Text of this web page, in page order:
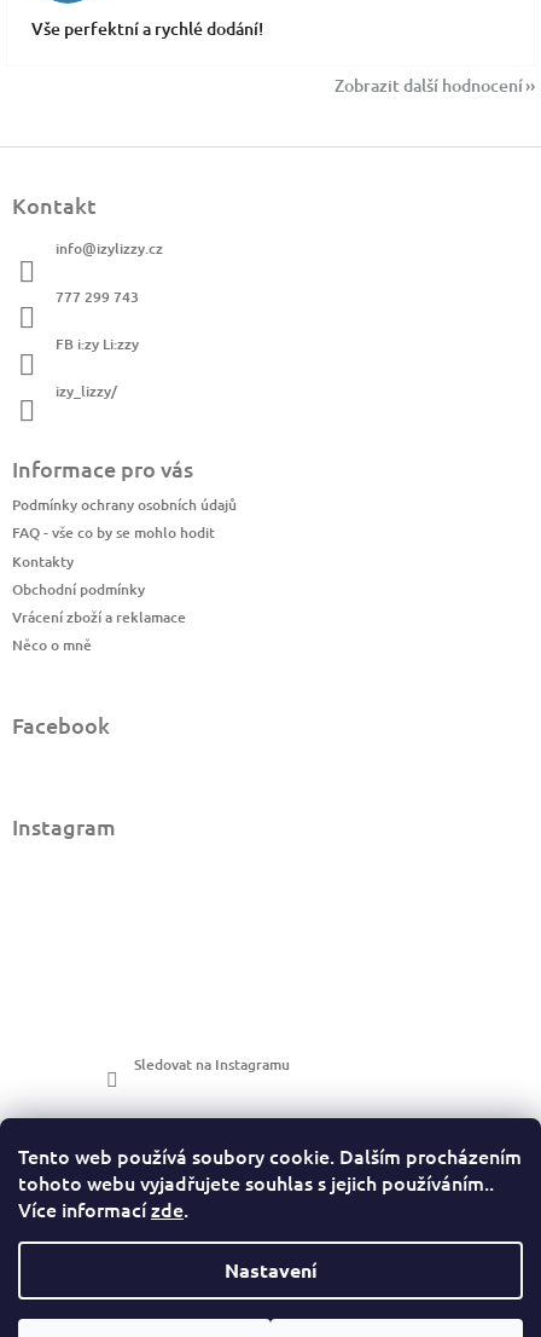
Tento web používá soubory cookie. Dalším procházením
tohoto webu vyjadřujete souhlas s jejich používáním..
Více informacízde.
Nastavení
Vše perfektní a rychlé dodání!
Zobrazit další hodnocení
Kontakt
info@izylizzy.cz
777 299 743
FB i:zy Li:zzy
izy_lizzy/
Informace pro vás
Podmínky ochrany osobních údajů
FAQ - vše co by se mohlo hodit
Kontakty
Obchodní podmínky
Vrácení zboží a reklamace
Něco o mně
Facebook
Instagram
Sledovat na Instagramu